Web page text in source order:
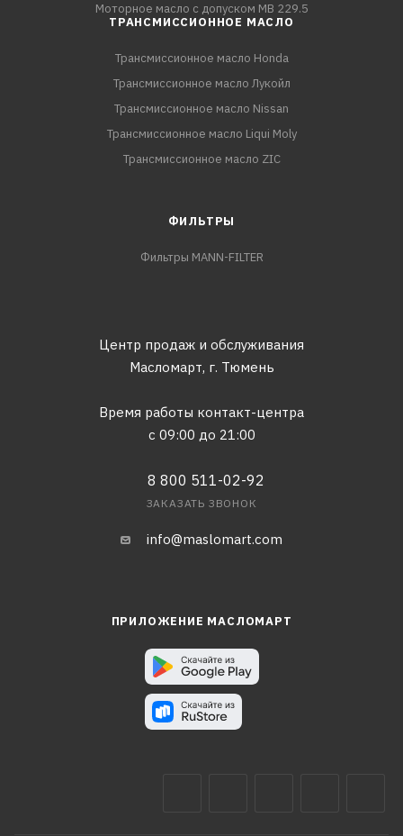
Моторное масло с допуском MB 229.5
ТРАНСМИССИОННОЕ МАСЛО
Трансмиссионное масло Honda
Трансмиссионное масло Лукойл
Трансмиссионное масло Nissan
Трансмиссионное масло Liqui Moly
Трансмиссионное масло ZIC
ФИЛЬТРЫ
Фильтры MANN-FILTER
Центр продаж и обслуживания
Масломарт, г. Тюмень
Время работы контакт-центра
с 09:00 до 21:00
8 800 511-02-92
ЗАКАЗАТЬ ЗВОНОК
info@maslomart.com
ПРИЛОЖЕНИЕ МАСЛОМАРТ